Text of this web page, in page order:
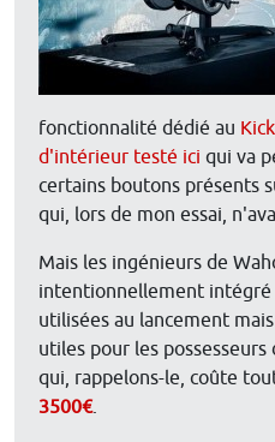
fonctionnalité dédié au
d'intérieur testé ici qui va
certains boutons présents
qui, lors de mon essai,
Mais les ingénieurs de
intentionnellement
utilisées au lancement
utiles pour les
qui, rappelons-le, coûte
3500€.